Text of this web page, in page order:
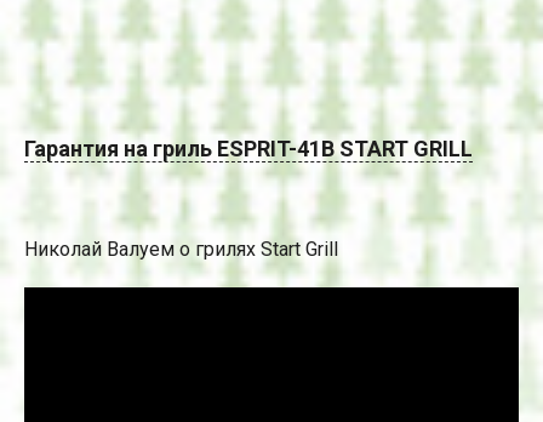
Гарантия на гриль ESPRIT-41B START GRILL
Николай Валуем о грилях Start Grill